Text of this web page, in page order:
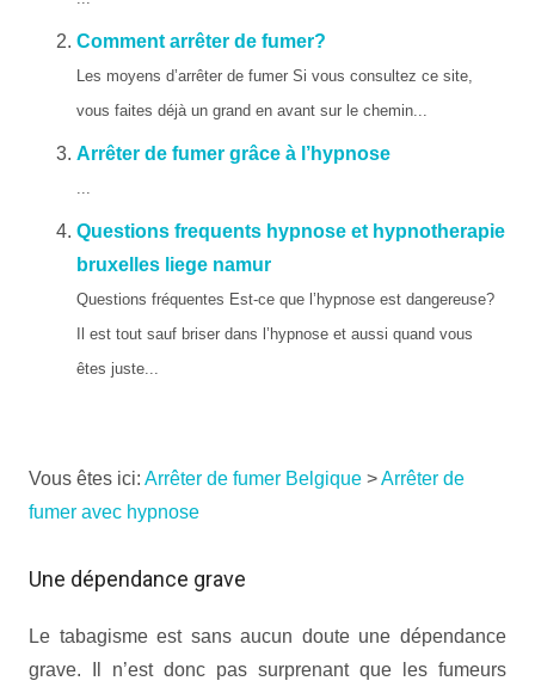
Comment arrêter de fumer?
Les moyens d’arrêter de fumer Si vous consultez ce site,
vous faites déjà un grand en avant sur le chemin...
Arrêter de fumer grâce à l’hypnose
Questions frequents hypnose et hypnotherapie
bruxelles liege namur
Questions fréquentes Est-ce que l’hypnose est dangereuse?
Il est tout sauf briser dans l’hypnose et aussi quand vous
êtes juste...
Vous êtes ici: Arrêter de fumer Belgique >Arrêter de
fumer avec hypnose
Une dépendance grave
Le tabagisme est sans aucun doute une dépendance
grave. Il n’est donc pas surprenant que les fumeurs